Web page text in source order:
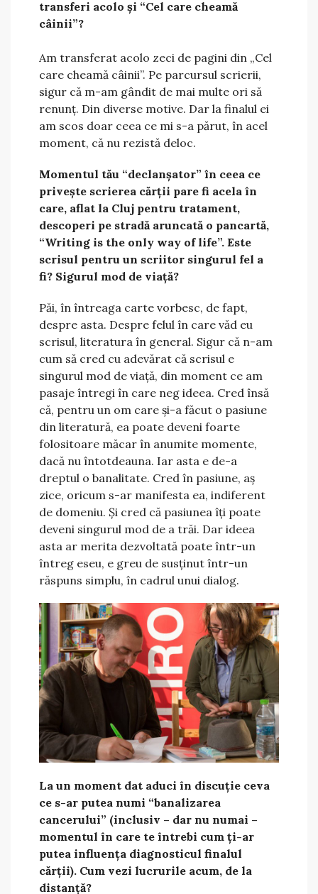
transferi acolo și “Cel care cheamă
câinii”?
Am transferat acolo zeci de pagini din „Cel
care cheamă câinii”. Pe parcursul scrierii,
sigur că m-am gândit de mai multe ori să
renunț. Din diverse motive. Dar la finalul ei
am scos doar ceea ce mi s-a părut, în acel
moment, că nu rezistă deloc.
Momentul tău “declanșator” în ceea ce
privește scrierea cărții pare fi acela în
care, aflat la Cluj pentru tratament,
descoperi pe stradă aruncată o pancartă,
“Writing is the only way of life”. Este
scrisul pentru un scriitor singurul fel a
fi? Sigurul mod de viață?
Păi, în întreaga carte vorbesc, de fapt,
despre asta. Despre felul în care văd eu
scrisul, literatura în general. Sigur că n-am
cum să cred cu adevărat că scrisul e
singurul mod de viață, din moment ce am
pasaje întregi în care neg ideea. Cred însă
că, pentru un om care și-a făcut o pasiune
din literatură, ea poate deveni foarte
folositoare măcar în anumite momente,
dacă nu întotdeauna. Iar asta e de-a
dreptul o banalitate. Cred în pasiune, aș
zice, oricum s-ar manifesta ea, indiferent
de domeniu. Și cred că pasiunea îți poate
deveni singurul mod de a trăi. Dar ideea
asta ar merita dezvoltată poate într-un
întreg eseu, e greu de susținut într-un
răspuns simplu, în cadrul unui dialog.
La un moment dat aduci în discuție ceva
ce s-ar putea numi “banalizarea
cancerului” (inclusiv – dar nu numai –
momentul în care te întrebi cum ți-ar
putea influența diagnosticul finalul
cărții). Cum vezi lucrurile acum, de la
distanță?